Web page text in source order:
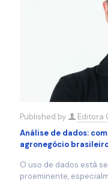
Published by
Editora
Análise de dados:
agronegócio
O uso de dados está
proeminente,